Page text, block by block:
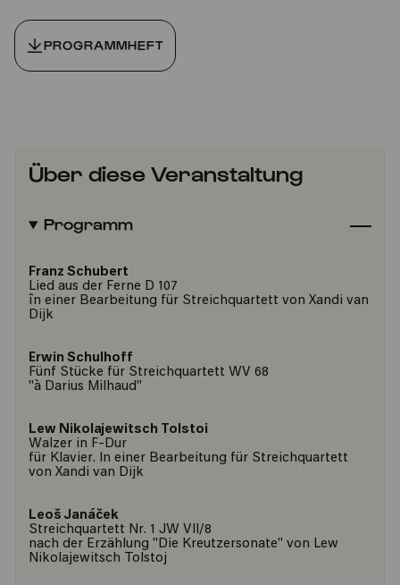
PROGRAMMHEFT
Über diese Veranstaltung
Programm
Franz Schubert
Lied aus der Ferne D 107
în einer Bearbeitung für Streichquartett von Xandi van
Dijk
Erwin Schulhoff
Fünf Stücke für Streichquartett WV 68
"à Darius Milhaud"
Lew Nikolajewitsch Tolstoi
Walzer in F-Dur
für Klavier. In einer Bearbeitung für Streichquartett
von Xandi van Dijk
Leoš Janáček
Streichquartett Nr. 1 JW VII/8
nach der Erzählung "Die Kreutzersonate" von Lew
Nikolajewitsch Tolstoj